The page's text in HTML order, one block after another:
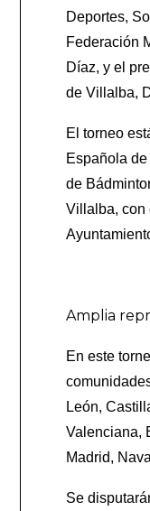
Deportes,
Federación
Díaz, y el
de Villalba,
El torneo
Española
de
Villalba, con
Amplia
En este
León,
Valenciana,
Madrid,
Se